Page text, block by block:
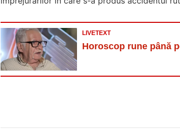
LIVETEXT
Horoscop rune până